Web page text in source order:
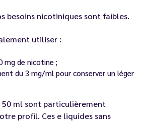
besoins nicotiniques sont faibles.
utiliser :
mg de nicotine ;
du 3 mg/ml pour conserver un léger
50 ml sont particulièrement
profil. Ces e liquides sans